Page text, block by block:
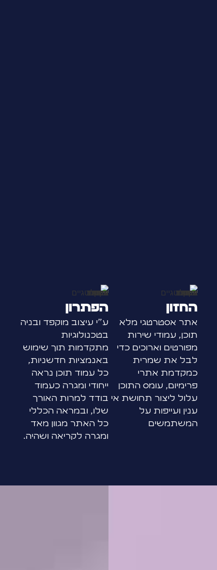
החזון
אתר אסטרטגי מלא
תוכן, עמודי שירות
מפורטים וארוכים כדי
לבל את שמרית
כמקדמת אתרי
פרימיום, עומס התוכן
עלול ליצור תחושת אי
ענין ועייפות על
המשתמשים
הפתרון
ע"י עיצוב מוקפד ובניה
בטכנולוגיות
מתקדמות תוך שימוש
באנמציות חדשניות,
כל עמוד תוכן נראה
ייחודי ומגרה כעמוד
בודד למרות האורך
שלו, ובמראה הכללי
כל האתר מגוון מאד
ומגרה לקריאה ושהיה.